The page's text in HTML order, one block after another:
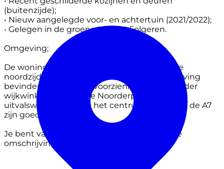
(buitenzijde);
• Nieuw aangelegde voor- en achtertuin (2021/2022);
• Gelegen in de groene wijk De Folgeren.
Omgeving;
De woning ligt in de wijk De Folgeren aan de
noordzijde van Drachten. In de directe omgeving
bevinden zich diverse voorzieningen, waaronder
wijkwinkelcentrum De Noorderpoort. Ook de
uitvalswegen richting het centrum, de N31 en de A7
zijn goed bereikbaar.
Je bent van harte welkom. Lees de volledige
omschrijving